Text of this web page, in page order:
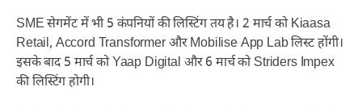
SME सेगमेंट में भी 5 कंपनियों की लिस्टिंग तय है। 2 मार्च को Kiaasa
Retail, Accord Transformer और Mobilise App Lab लिस्ट होंगी।
इसके बाद 5 मार्च को Yaap Digital और 6 मार्च को Striders Impex
की लिस्टिंग होगी।